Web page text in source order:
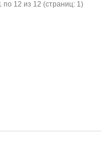
по 12 из 12 (страниц: 1)